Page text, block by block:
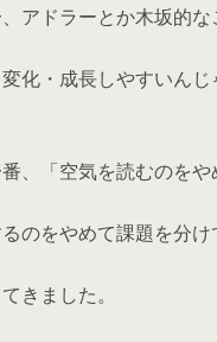
アドラーとか木坂的
化・成長しやすいん
、「空気を読むのを
のをやめて課題を分
きました。